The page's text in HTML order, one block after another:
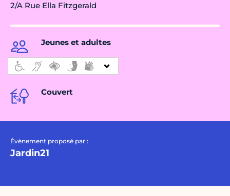
2/A Rue Ella Fitzgerald
Jeunes et adultes
Couvert
Évènement proposé par :
Jardin21